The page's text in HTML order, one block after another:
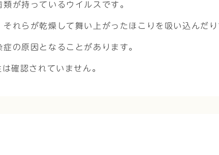
が持っているウイルスです。
れらが乾燥して舞い上がったほこりを吸い込んだ
の原因となることがあります。
確認されていません。